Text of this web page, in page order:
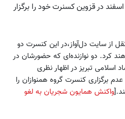
استان لغو شده بود،20 و 21 اسفند در قزوین کسنرت خود را برگزار
از سایت دل‌آواز،در این کنسرت دو
کرد. دو نوازنده‌‌ای که حضورشان در
اسلامی تبریز در اظهار نظری
عدم برگزاری کنسرت گروه همنوازان را
واکنش همایون شجریان به لغو